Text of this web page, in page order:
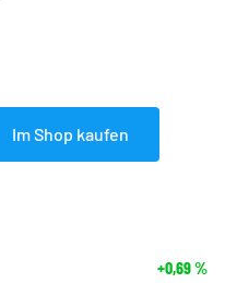
Im Shop kaufen
+0,69%